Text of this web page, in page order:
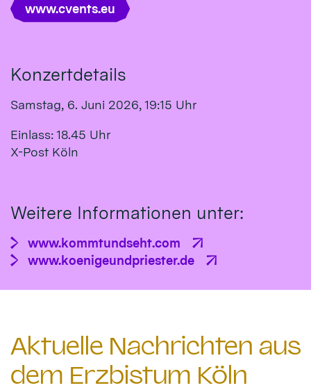
www.cvents.eu
Konzertdetails
Samstag, 6. Juni 2026, 19:15 Uhr
Einlass: 18.45 Uhr
X-Post Köln
Weitere Informationen unter:
www.kommtundseht.com
www.koenigeundpriester.de
Aktuelle Nachrichten aus
dem Erzbistum Köln